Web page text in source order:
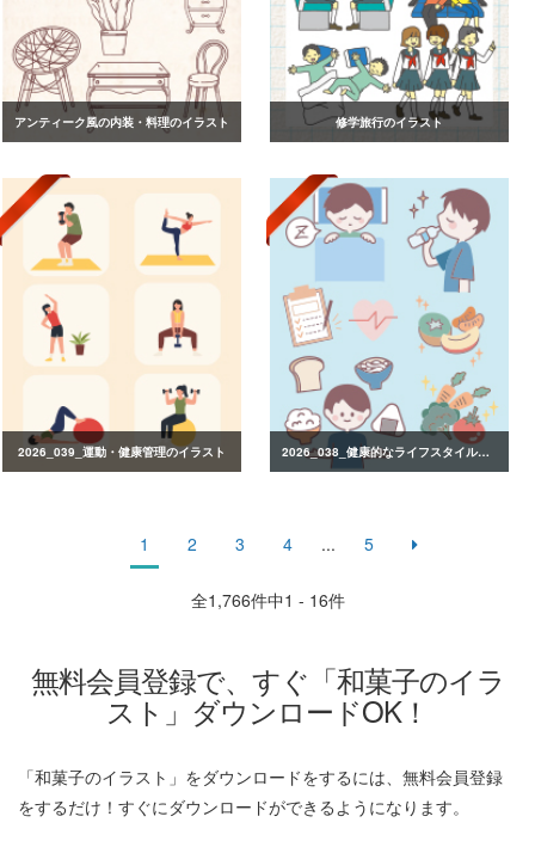
アンティーク風の内装・料理のイラスト 修学旅行のイラスト
2026_039_運動・健康管理のイラスト 2026_038_健康的なライフスタイルのイラスト
1 2 3 4 ... 5
全1,766件中1 - 16件
無料会員登録で、すぐ「和菓子のイラ
スト」ダウンロードOK！
「和菓子のイラスト」をダウンロードをするには、無料会員登録
をするだけ！すぐにダウンロードができるようになります。